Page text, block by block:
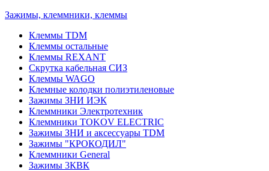
Зажимы, клеммники, клеммы
Клеммы TDM
Клеммы остальные
Клеммы REXANT
Скрутка кабельная СИЗ
Клеммы WAGO
Клемные колодки полиэтиленовые
Зажимы ЗНИ ИЭК
Клеммники Электротехник
Клеммники TOKOV ELECTRIC
Зажимы ЗНИ и аксессуары TDM
Зажимы "КРОКОДИЛ"
Клеммники General
Зажимы 3КВК